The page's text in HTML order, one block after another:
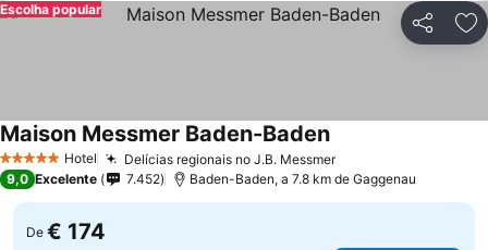
Partilhar
Escolha popular
5 Estrelas Hotel Delícias regionais no J.B. Messmer
Maison Messmer Baden-Baden
9,0 Excelente 7.452 Baden-Baden, a 7.8 km de Gaggenau
De € 174